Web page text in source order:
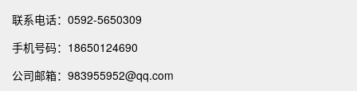
联系电话：0592-5650309
手机号码：18650124690
公司邮箱：983955952@qq.com